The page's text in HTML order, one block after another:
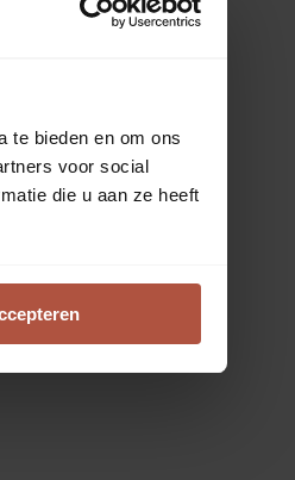
te bieden en om ons
voor social
die u aan ze heeft